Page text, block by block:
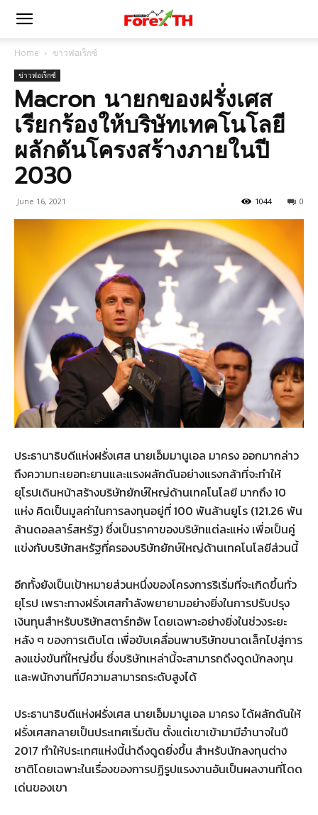
Home ข่าวฟอเร็กซ์
ข่าวฟอเร็กซ์
Macron นายกของฝรั่งเศส
เรียกร้องให้บริษัทเทคโนโลยี
ผลักดันโครงสร้างภายในปี
2030
June 16, 2021 0
1044
ประธานาธิบดีแห่งฝรั่งเศส นายเอ็มมานูเอล มาครง ออกมากล่าว
ถึงความทะเยอทะยานและแรงผลักดันอย่างแรงกล้าที่จะทำให้
ยุโรปเดินหน้าสร้างบริษัทยักษ์ใหญ่ด้านเทคโนโลยี มากถึง 10
แห่ง คิดเป็นมูลค่าในการลงทุนอยู่ที่ 100 พันล้านยูโร (121.26 พัน
ล้านดอลลาร์สหรัฐ) ซึ่งเป็นราคาของบริษัทแต่ละแห่ง เพื่อเป็นคู่
แข่งกับบริษัทสหรัฐที่ครองบริษัทยักษ์ใหญ่ด้านเทคโนโลยีส่วนนี้
อีกทั้งยังเป็นเป้าหมายส่วนหนึ่งของโครงการริเริ่มที่จะเกิดขึ้นทั่ว
ยุโรป เพราะทางฝรั่งเศสกำลังพยายามอย่างยิ่งในการปรับปรุง
เงินทุนสำหรับบริษัทสตาร์ทอัพ โดยเฉพาะอย่างยิ่งในช่วงระยะ
หลัง ๆ ของการเติบโต เพื่อขับเคลื่อนพาบริษัทขนาดเล็กไปสู่การ
ลงแข่งขันที่ใหญ่ขึ้น ซึ่งบริษัทเหล่านี้จะสามารถดึงดูดนักลงทุน
และพนักงานที่มีความสามารถระดับสูงได้
ประธานาธิบดีแห่งฝรั่งเศส นายเอ็มมานูเอล มาครง ได้ผลักดันให้
ฝรั่งเศสกลายเป็นประเทศเริ่มต้น ตั้งแต่เขาเข้ามามีอำนาจในปี
2017 ทำให้ประเทศแห่งนี้น่าดึงดูดยิ่งขึ้น สำหรับนักลงทุนต่าง
ชาติโดยเฉพาะในเรื่องของการปฏิรูปแรงงานอันเป็นผลงานที่โดด
เด่นของเขา